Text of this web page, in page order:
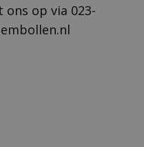
ons op via 023-